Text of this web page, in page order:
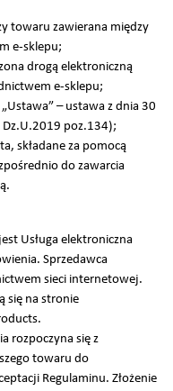
towaru zawierana między
e-sklepu;
drogą elektroniczną
e-sklepu;
– ustawa z dnia 30
poz.134);
składane za pomocą
do zawarcia
Usługa elektroniczna
Sprzedawca
sieci internetowej.
się na stronie
rozpoczyna się z
towaru do
Regulaminu. Złożenie